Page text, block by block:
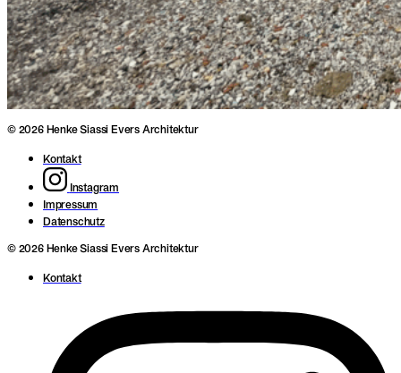
© 2026 Henke Siassi Evers Architektur
Kontakt
Instagram
Impressum
Datenschutz
© 2026 Henke Siassi Evers Architektur
Kontakt